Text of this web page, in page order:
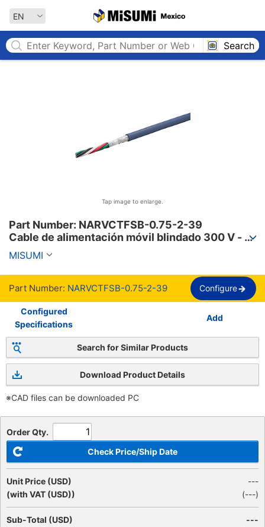
EN
Search
Tap image to enlarge.
Part Number: NARVCTFSB-0.75-2-39
Cable de alimentación móvil blindado 300 V -
cubierta de PVC, serie PSE, NARVCTFSB
MISUMI
Part Number: NARVCTFSB-0.75-2-39 Configure
Configured
Specifications
Add
Search for Similar Products
Download Product Details
※CAD files can be downloaded PC
Order Qty.
Check Price/Ship Date
Unit Price (USD)
(with VAT (USD))
---
(---)
Sub-Total (USD)
---